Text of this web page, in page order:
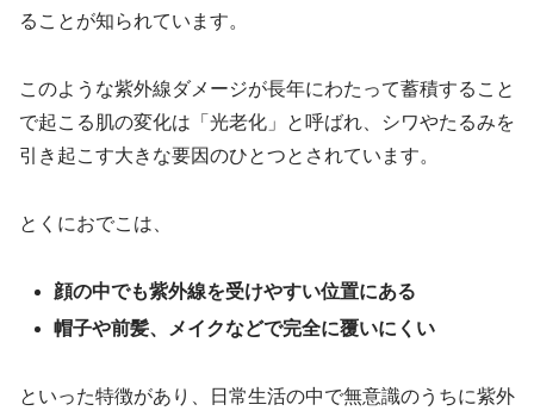
ることが知られています。
このような紫外線ダメージが長年にわたって蓄積すること
で起こる肌の変化は「光老化」と呼ばれ、シワやたるみを
引き起こす大きな要因のひとつとされています。
とくにおでこは、
顔の中でも紫外線を受けやすい位置にある
帽子や前髪、メイクなどで完全に覆いにくい
といった特徴があり、日常生活の中で無意識のうちに紫外